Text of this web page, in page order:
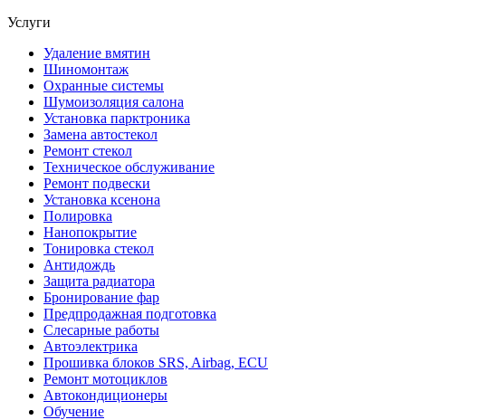
Услуги
Удаление вмятин
Шиномонтаж
Охранные системы
Шумоизоляция салона
Установка парктроника
Замена автостекол
Ремонт стекол
Техническое обслуживание
Ремонт подвески
Установка ксенона
Полировка
Нанопокрытие
Тонировка стекол
Антидождь
Защита радиатора
Бронирование фар
Предпродажная подготовка
Слесарные работы
Автоэлектрика
Прошивка блоков SRS, Airbag, ECU
Ремонт мотоциклов
Автокондиционеры
Обучение